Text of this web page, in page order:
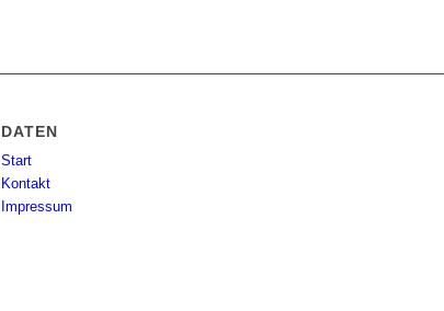
DATEN
Start
Kontakt
Impressum